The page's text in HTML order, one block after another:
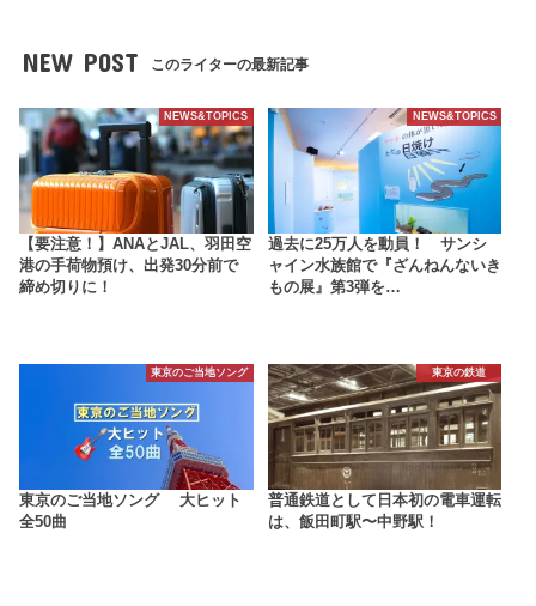
NEW POST このライターの最新記事
NEWS&TOPICS
【要注意！】ANAとJAL、羽田空
港の手荷物預け、出発30分前で
締め切りに！
NEWS&TOPICS
過去に25万人を動員！ サンシ
ャイン水族館で『ざんねんないき
もの展』第3弾を…
東京のご当地ソング
東京のご当地ソング 大ヒット
全50曲
東京の鉄道
普通鉄道として日本初の電車運転
は、飯田町駅〜中野駅！